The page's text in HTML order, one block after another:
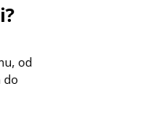
od
do